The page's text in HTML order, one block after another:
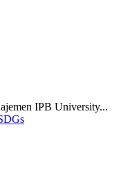
IPB University...